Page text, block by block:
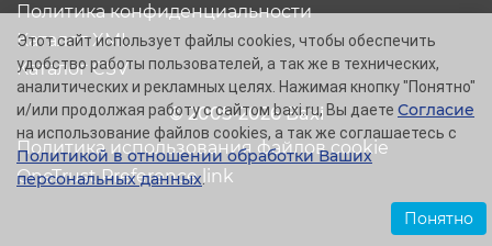
© 2005-2026 Baxi
Политика конфиденциальности
Каталог XML
Каталог CSV
Политика использования файлов cookie
OneTrust Preference link
Этот сайт использует файлы cookies, чтобы обеспечить
удобство работы пользователей, а так же в технических,
аналитических и рекламных целях. Нажимая кнопку "Понятно"
и/или продолжая работу с сайтом baxi.ru, Вы даете Согласие
на использование файлов cookies, а так же соглашаетесь с
Политикой в отношении обработки Ваших
персональных данных.
Понятно